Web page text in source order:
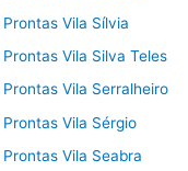
Vila Sílvia
Vila Silva Teles
Vila Serralheiro
Vila Sérgio
Vila Seabra